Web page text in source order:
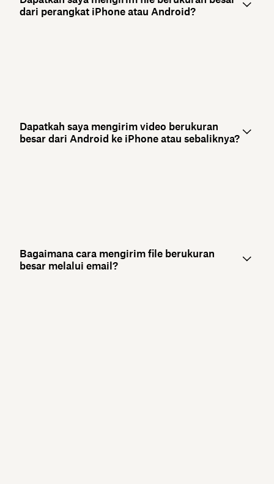
dari perangkat iPhone atau Android?
Dapatkah saya mengirim video berukuran
besar dari Android ke iPhone atau sebaliknya?
Bagaimana cara mengirim file berukuran
besar melalui email?